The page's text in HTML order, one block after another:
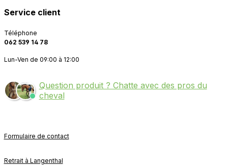
Service client
Téléphone
062 539 14 78
Lun-Ven de 09:00 à 12:00
Question produit ? Chatte avec des pros du
cheval
Formulaire de contact
Retrait à Langenthal